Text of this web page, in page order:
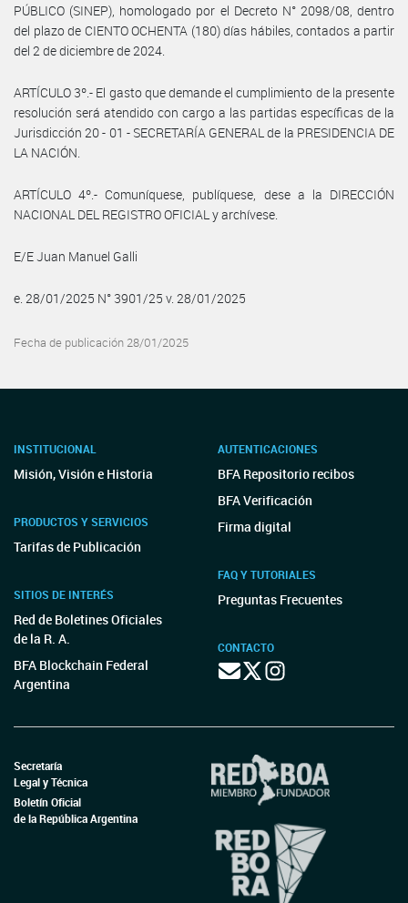
PÚBLICO (SINEP), homologado por el Decreto N° 2098/08, dentro
del plazo de CIENTO OCHENTA (180) días hábiles, contados a partir
del 2 de diciembre de 2024.
ARTÍCULO 3º.- El gasto que demande el cumplimiento de la presente
resolución será atendido con cargo a las partidas específicas de la
Jurisdicción 20 - 01 - SECRETARÍA GENERAL de la PRESIDENCIA DE
LA NACIÓN.
ARTÍCULO 4º.- Comuníquese, publíquese, dese a la DIRECCIÓN
NACIONAL DEL REGISTRO OFICIAL y archívese.
E/E Juan Manuel Galli
e. 28/01/2025 N° 3901/25 v. 28/01/2025
Fecha de publicación 28/01/2025
INSTITUCIONAL
Misión, Visión e Historia
PRODUCTOS Y SERVICIOS
Tarifas de Publicación
SITIOS DE INTERÉS
Red de Boletines Oficiales
de la R. A.
BFA Blockchain Federal
Argentina
AUTENTICACIONES
BFA Repositorio recibos
BFA Verificación
Firma digital
FAQ Y TUTORIALES
Preguntas Frecuentes
CONTACTO
Secretaría
Legal y Técnica
Boletín Oficial
de la República Argentina